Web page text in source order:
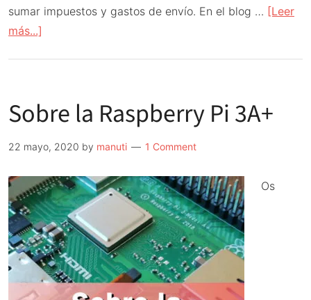
sumar impuestos y gastos de envío. En el blog … [Leer
más...]
Raspberry
4
8GB
RAM
y
viene
acompañada
Sobre la Raspberry Pi 3A+
22 mayo, 2020 by manuti 1 Comment
Os